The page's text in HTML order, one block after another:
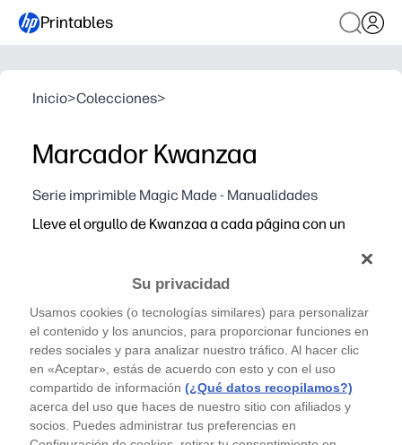
Printables
Inicio>Colecciones>
Marcador Kwanzaa
Serie imprimible Magic Made - Manualidades
Lleve el orgullo de Kwanzaa a cada página con un
Por qué funciona:
Conveniencia sin preparación: simplemente imprima
Invinga a los niños con colores y patrones Kwanzaa
Apoya los hábitos de lectura al dar a los niños un
Perfecto para el hogar, el salón de clases o la
Su privacidad
Usamos cookies (o tecnologías similares) para personalizar
el contenido y los anuncios, para proporcionar funciones en
redes sociales y para analizar nuestro tráfico. Al hacer clic
en «Aceptar», estás de acuerdo con esto y con el uso
compartido de información(¿Qué datos recopilamos?)
acerca del uso que haces de nuestro sitio con afiliados y
socios. Puedes administrar tus preferencias en